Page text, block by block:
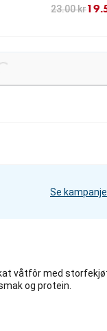
Se kampanje
våtfôr med
og protein.
23.00 kr